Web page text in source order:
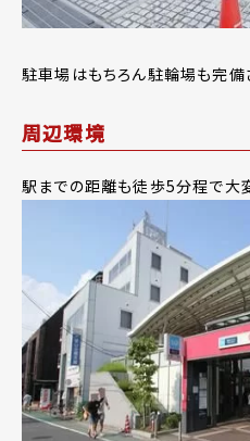
駐車場はもちろん駐輪場も完備
周辺環境
駅までの距離も徒歩5分程で大